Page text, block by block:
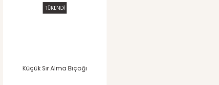
TÜKENDİ
Küçük Sır Alma Bıçağı